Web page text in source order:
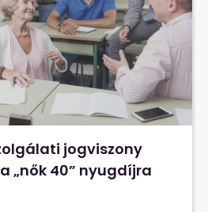
jogviszony
„nők 40” nyugdíjra